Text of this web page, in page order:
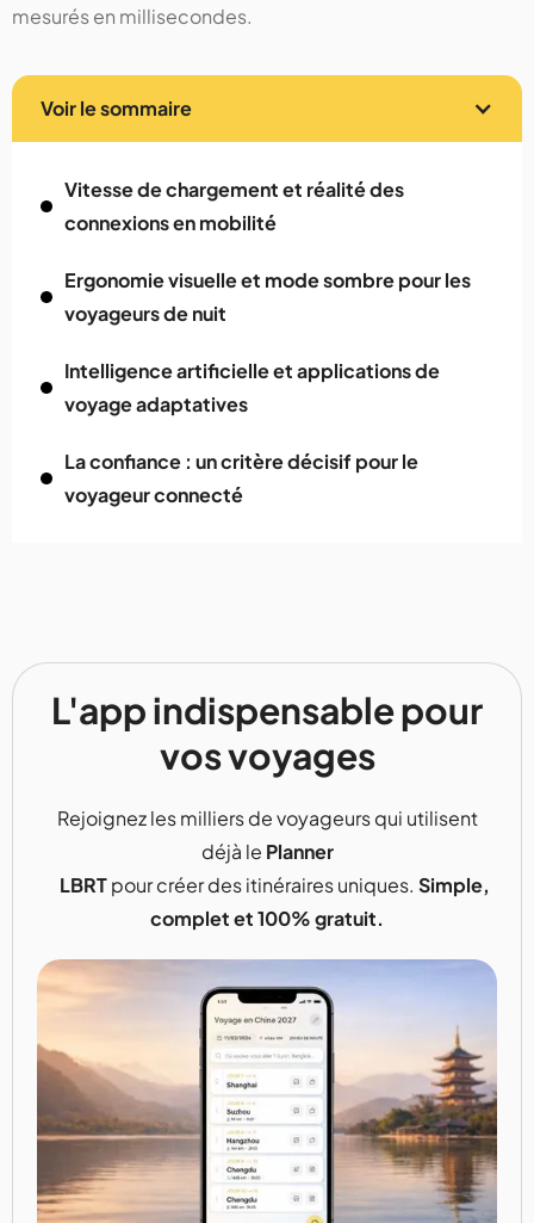
mesurés en millisecondes.
Voir le sommaire
Vitesse de chargement et réalité des
connexions en mobilité
Ergonomie visuelle et mode sombre pour les
voyageurs de nuit
Intelligence artificielle et applications de
voyage adaptatives
La confiance : un critère décisif pour le
voyageur connecté
L'app indispensable pour
vos voyages
Rejoignez les milliers de voyageurs qui utilisent
déjà le Planner
LBRTpour créer des itinéraires uniques. Simple,
complet et 100% gratuit.